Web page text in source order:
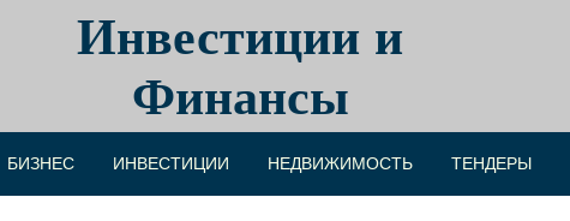
Инвестиции и
Финансы
БИЗНЕС ИНВЕСТИЦИИ НЕДВИЖИМОСТЬ ТЕНДЕРЫ